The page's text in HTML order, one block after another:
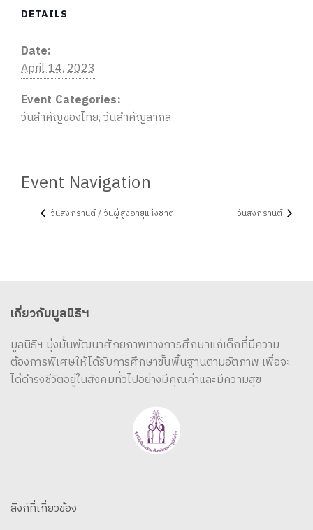
DETAILS
Date:
April 14, 2023
Event Categories:
วันสำคัญของไทย,วันสำคัญสากล
Event Navigation
วันสงกรานต์ / วันผู้สูงอายุแห่งชาติ วันสงกรานต์
เกี่ยวกับมูลนิธิฯ
มูลนิธิฯ มุ่งมั่นพัฒนาศักยภาพทางการศึกษาแก่เด็กที่มีความ
ต้องการพิเศษให้ได้รับการศึกษาขั้นพื้นฐานตามอัตภาพ เพื่อจะ
ได้ดำรงชีวิตอยู่ในสังคมทั่วไปอย่างมีคุณค่าและมีความสุข
ลิงก์ที่เกี่ยวข้อง